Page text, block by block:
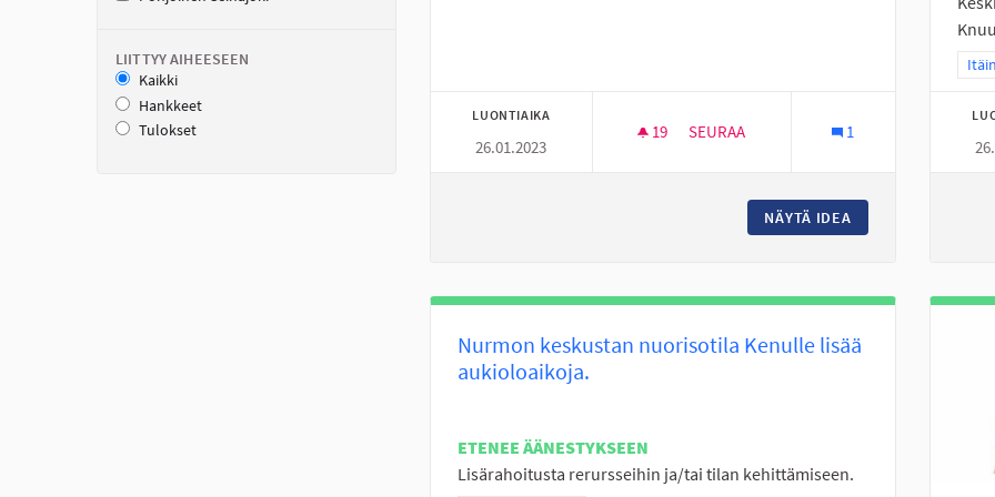
LIITTYY AIHEESEEN
Kaikki
Hankkeet
Tulokset
LUONTIAIKA
26.01.2023
19 19 SEURAAJAA
SEURAA
PIENI KAUPPA KESKI-NURMOON OLISI KIVA
1
NÄYTÄ IDEA
Nurmon keskustan nuorisotila Kenulle lisää
aukioloaikoja.
ETENEE ÄÄNESTYKSEEN
Lisärahoitusta rerursseihin ja/tai tilan kehittämiseen.